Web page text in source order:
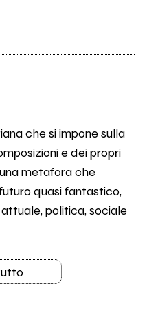
che si impone sulla
e dei propri
metafora che
quasi fantastico,
politica, sociale